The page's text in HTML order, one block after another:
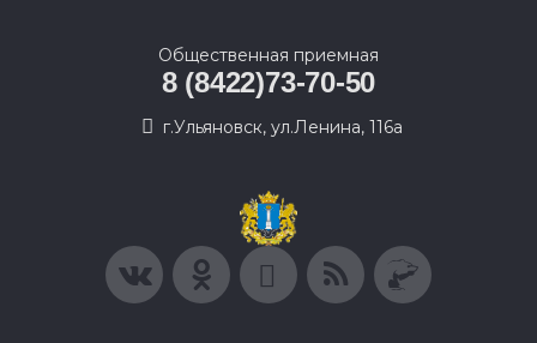
Общественная приемная
8 (8422)73-70-50
г.Ульяновск, ул.Ленина, 116а